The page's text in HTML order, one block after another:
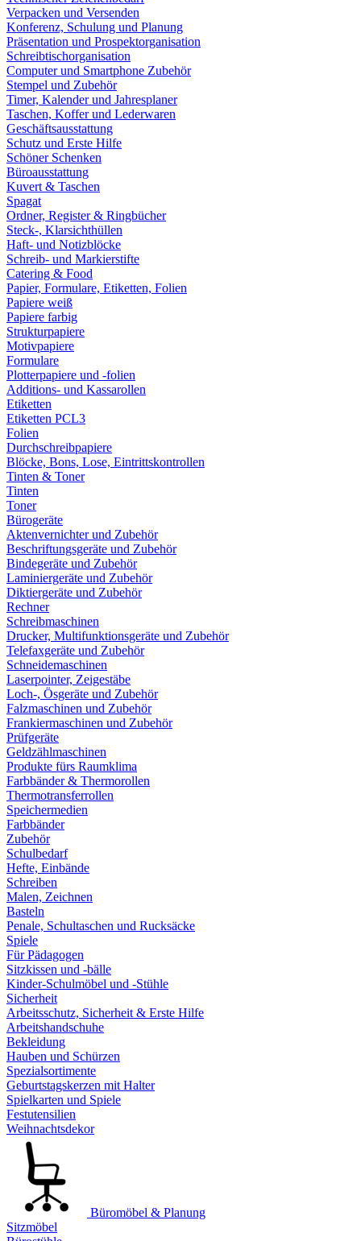
Verpacken und Versenden
Konferenz, Schulung und Planung
Präsentation und Prospektorganisation
Schreibtischorganisation
Computer und Smartphone Zubehör
Stempel und Zubehör
Timer, Kalender und Jahresplaner
Taschen, Koffer und Lederwaren
Geschäftsausstattung
Schutz und Erste Hilfe
Schöner Schenken
Büroausstattung
Kuvert & Taschen
Spagat
Ordner, Register & Ringbücher
Steck-, Klarsichthüllen
Haft- und Notizblöcke
Schreib- und Markierstifte
Catering & Food
Papier, Formulare, Etiketten, Folien
Papiere weiß
Papiere farbig
Strukturpapiere
Motivpapiere
Formulare
Plotterpapiere und -folien
Additions- und Kassarollen
Etiketten
Etiketten PCL3
Folien
Durchschreibpapiere
Blöcke, Bons, Lose, Eintrittskontrollen
Tinten & Toner
Tinten
Toner
Bürogeräte
Aktenvernichter und Zubehör
Beschriftungsgeräte und Zubehör
Bindegeräte und Zubehör
Laminiergeräte und Zubehör
Diktiergeräte und Zubehör
Rechner
Schreibmaschinen
Drucker, Multifunktionsgeräte und Zubehör
Telefaxgeräte und Zubehör
Schneidemaschinen
Laserpointer, Zeigestäbe
Loch-, Ösgeräte und Zubehör
Falzmaschinen und Zubehör
Frankiermaschinen und Zubehör
Prüfgeräte
Geldzählmaschinen
Produkte fürs Raumklima
Farbbänder & Thermorollen
Thermotransferrollen
Speichermedien
Farbbänder
Zubehör
Schulbedarf
Hefte, Einbände
Schreiben
Malen, Zeichnen
Basteln
Penale, Schultaschen und Rucksäcke
Spiele
Für Pädagogen
Sitzkissen und -bälle
Kinder-Schulmöbel und -Stühle
Sicherheit
Arbeitsschutz, Sicherheit & Erste Hilfe
Arbeitshandschuhe
Bekleidung
Hauben und Schürzen
Spezialsortimente
Geburtstagskerzen mit Halter
Spielkarten und Spiele
Festutensilien
Weihnachtsdekor
Büromöbel & Planung
Sitzmöbel